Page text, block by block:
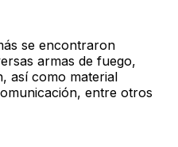
se encontraron
armas de fuego,
así como material
entre otros